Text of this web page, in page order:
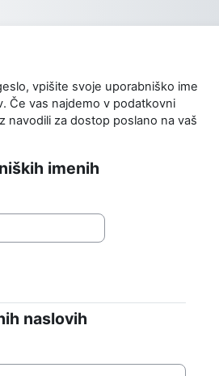
vpišite svoje uporabniško ime
Če vas najdemo v podatkovni
navodili za dostop poslano na vaš
imenih
imenih
naslovih
naslovih